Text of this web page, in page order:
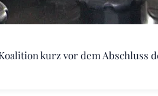
kurz vor dem Abschluss